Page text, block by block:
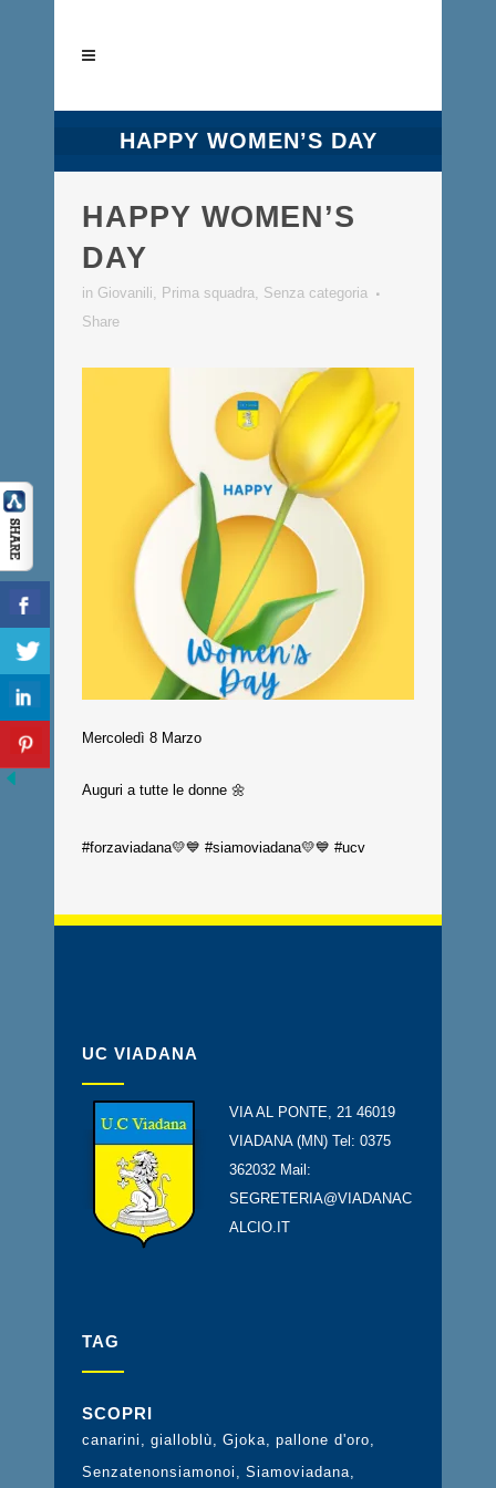
HAPPY WOMEN’S DAY
HAPPY WOMEN’S
DAY
in Giovanili, Prima squadra, Senza categoria
Share
Mercoledì 8 Marzo
Auguri a tutte le donne 🌼
#forzaviadana💛💙 #siamoviadana💛💙 #ucv
UC VIADANA
VIA AL PONTE, 21 46019
VIADANA (MN) Tel: 0375
362032 Mail:
SEGRETERIA@VIADANAC
ALCIO.IT
TAG
SCOPRI
canarini gialloblù Gjoka pallone d'oro
Senzatenonsiamonoi
Siamoviadana